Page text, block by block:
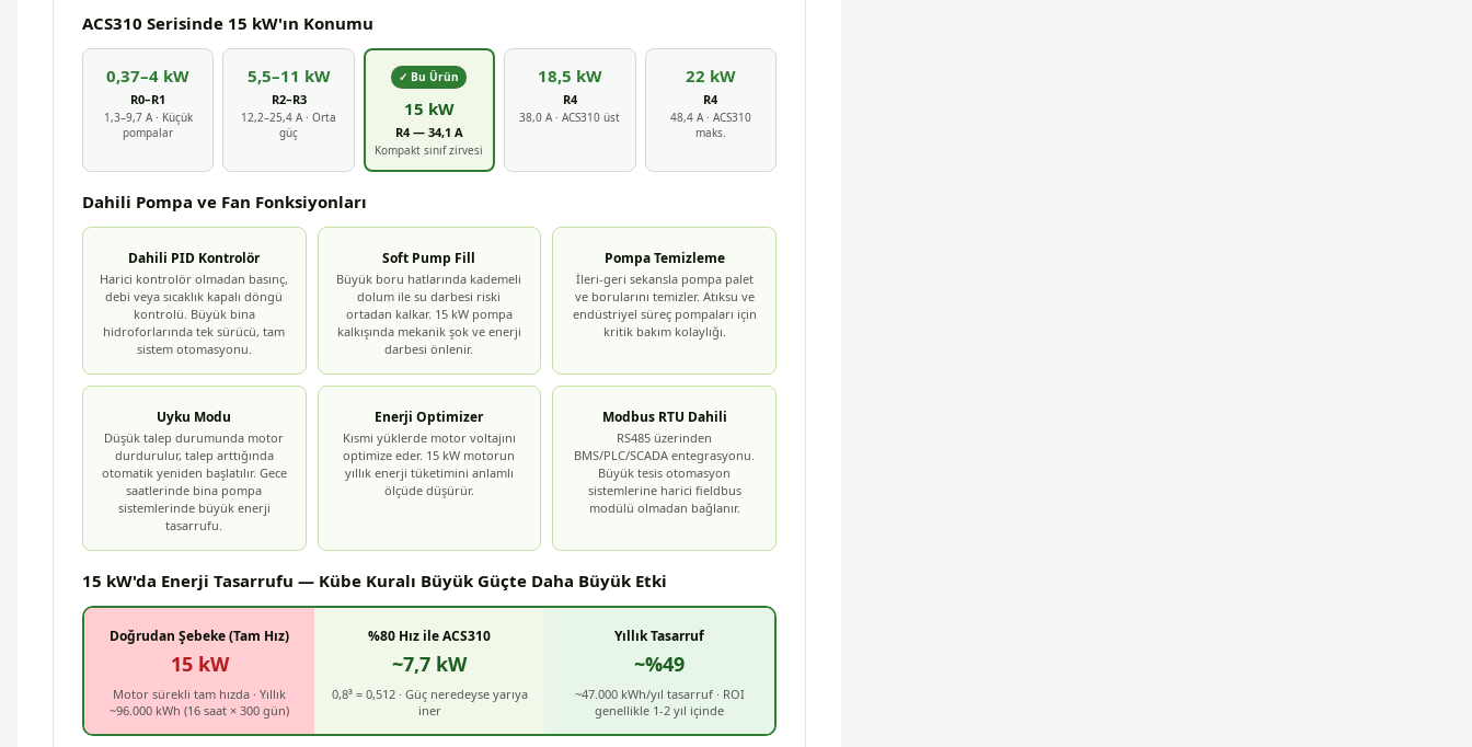
ACS310 Serisinde 15 kW'ın Konumu
0,37–4 kW
R0–R1
1,3–9,7 A · Küçük
pompalar
5,5–11 kW
R2–R3
12,2–25,4 A · Orta
güç
✓ Bu Ürün
15 kW
R4 — 34,1 A
Kompakt sınıf zirvesi
18,5 kW
R4
38,0 A · ACS310 üst
22 kW
R4
48,4 A · ACS310
maks.
Dahili Pompa ve Fan Fonksiyonları
Dahili PID Kontrolör
Harici kontrolör olmadan basınç,
debi veya sıcaklık kapalı döngü
kontrolü. Büyük bina
hidroforlarında tek sürücü, tam
sistem otomasyonu.
Soft Pump Fill
Büyük boru hatlarında kademeli
dolum ile su darbesi riski
ortadan kalkar. 15 kW pompa
kalkışında mekanik şok ve enerji
darbesi önlenir.
Pompa Temizleme
İleri-geri sekansla pompa palet
ve borularını temizler. Atıksu ve
endüstriyel süreç pompaları için
kritik bakım kolaylığı.
Uyku Modu
Düşük talep durumunda motor
durdurulur, talep arttığında
otomatik yeniden başlatılır. Gece
saatlerinde bina pompa
sistemlerinde büyük enerji
tasarrufu.
Enerji Optimizer
Kısmi yüklerde motor voltajını
optimize eder. 15 kW motorun
yıllık enerji tüketimini anlamlı
ölçüde düşürür.
Modbus RTU Dahili
RS485 üzerinden
BMS/PLC/SCADA entegrasyonu.
Büyük tesis otomasyon
sistemlerine harici fieldbus
modülü olmadan bağlanır.
15 kW'da Enerji Tasarrufu — Kübe Kuralı Büyük Güçte Daha Büyük Etki
Doğrudan Şebeke (Tam Hız)
15 kW
Motor sürekli tam hızda · Yıllık
~96.000 kWh (16 saat × 300 gün)
%80 Hız ile ACS310
~7,7 kW
0,8³ = 0,512 · Güç neredeyse yarıya
iner
Yıllık Tasarruf
~%49
~47.000 kWh/yıl tasarruf · ROI
genellikle 1-2 yıl içinde